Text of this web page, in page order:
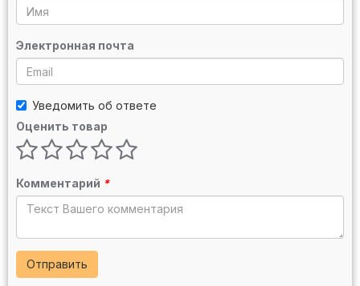
Электронная почта
Уведомить об ответе
Оценить товар
Комментарий *
Отправить